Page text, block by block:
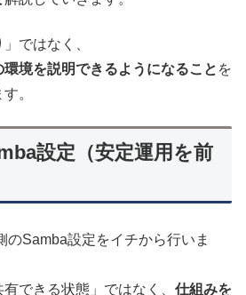
ではなく、
境を説明できるようになること を
。
設定（安定運用を前
のSamba設定をイチから行いま
できる状態」ではなく、 仕組みを